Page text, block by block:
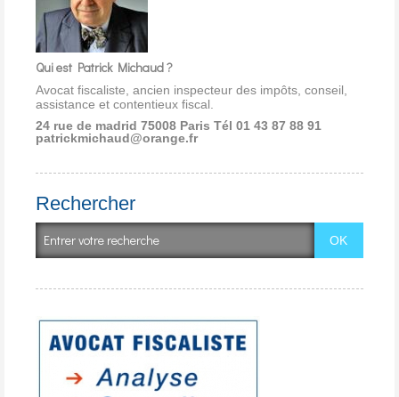
Qui est Patrick Michaud ?
Avocat fiscaliste, ancien inspecteur des impôts, conseil,
assistance et contentieux fiscal.
24 rue de madrid 75008 Paris Tél 01 43 87 88 91
patrickmichaud@orange.fr
Rechercher